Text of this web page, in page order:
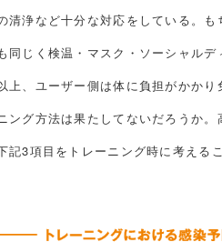
清浄など十分な対応をしている。
同じく検温・マスク・ソーシャルデ
上、ユーザー側は体に負担がかか
ング方法は果たしてないだろうか
記3項目をトレーニング時に考える